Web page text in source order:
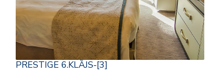
PRESTIGE 6.KLĀJS-[3]